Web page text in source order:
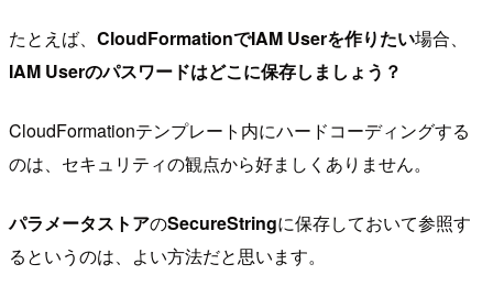
たとえば、 CloudFormationでIAM Userを作りたい場合、
IAM Userのパスワードはどこに保存しましょう？
CloudFormationテンプレート内にハードコーディングする
のは、セキュリティの観点から好ましくありません。
パラメータストアのSecureStringに保存しておいて参照す
るというのは、よい方法だと思います。